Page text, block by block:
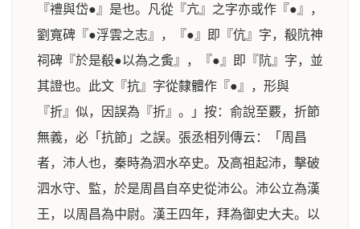
『禮與岱●』是也。凡從『亢』之字亦或作『●』，
劉寬碑『●浮雲之志』，『●』即『伉』字，殽阬神
祠碑『於是殽●以為之夤』，『●』即『阬』字，並
其證也。此文『抗』字從隸體作『●』，形與
『折』似，因誤為『折』。」按：俞說至覈，折節
無義，必「抗節」之誤。張丞相列傳云：「周昌
者，沛人也，秦時為泗水卒史。及高祖起沛，擊破
泗水守、監，於是周昌自卒史從沛公。沛公立為漢
王，以周昌為中尉。漢王四年，拜為御史大夫。以